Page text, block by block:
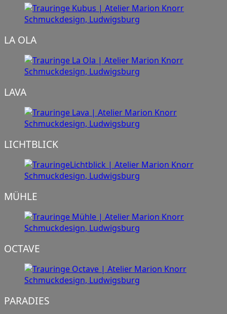
LA OLA
LAVA
LICHTBLICK
MÜHLE
OCTAVE
PARADIES